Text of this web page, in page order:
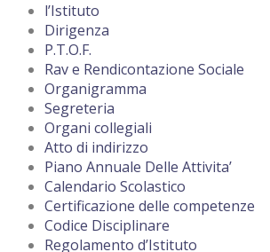
l’Istituto
Dirigenza
P.T.O.F.
Rav e Rendicontazione Sociale
Organigramma
Segreteria
Organi collegiali
Atto di indirizzo
Piano Annuale Delle Attivita’
Calendario Scolastico
Certificazione delle competenze
Codice Disciplinare
Regolamento d’Istituto